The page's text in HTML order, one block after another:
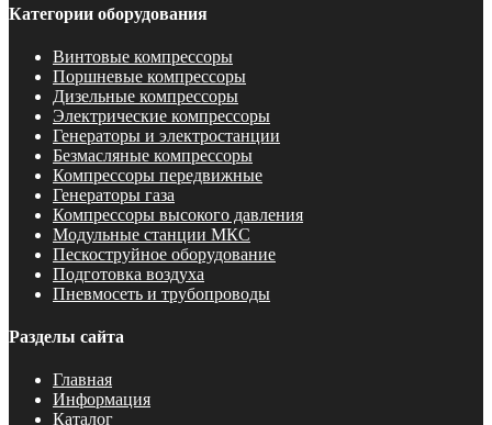
Категории оборудования
Винтовые компрессоры
Поршневые компрессоры
Дизельные компрессоры
Электрические компрессоры
Генераторы и электростанции
Безмасляные компрессоры
Компрессоры передвижные
Генераторы газа
Компрессоры высокого давления
Модульные станции МКС
Пескоструйное оборудование
Подготовка воздуха
Пневмосеть и трубопроводы
Разделы сайта
Главная
Информация
Каталог